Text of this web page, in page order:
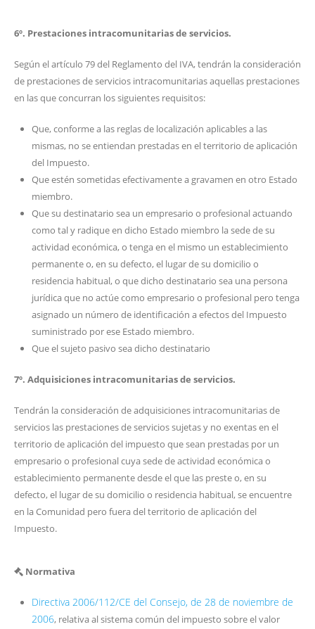
6º. Prestaciones intracomunitarias de servicios.
Según el artículo 79 del Reglamento del IVA, tendrán la consideración
de prestaciones de servicios intracomunitarias aquellas prestaciones
en las que concurran los siguientes requisitos:
Que, conforme a las reglas de localización aplicables a las
mismas, no se entiendan prestadas en el territorio de aplicación
del Impuesto.
Que estén sometidas efectivamente a gravamen en otro Estado
miembro.
Que su destinatario sea un empresario o profesional actuando
como tal y radique en dicho Estado miembro la sede de su
actividad económica, o tenga en el mismo un establecimiento
permanente o, en su defecto, el lugar de su domicilio o
residencia habitual, o que dicho destinatario sea una persona
jurídica que no actúe como empresario o profesional pero tenga
asignado un número de identificación a efectos del Impuesto
suministrado por ese Estado miembro.
Que el sujeto pasivo sea dicho destinatario
7º. Adquisiciones intracomunitarias de servicios.
Tendrán la consideración de adquisiciones intracomunitarias de
servicios las prestaciones de servicios sujetas y no exentas en el
territorio de aplicación del impuesto que sean prestadas por un
empresario o profesional cuya sede de actividad económica o
establecimiento permanente desde el que las preste o, en su
defecto, el lugar de su domicilio o residencia habitual, se encuentre
en la Comunidad pero fuera del territorio de aplicación del
Impuesto.
Normativa
Directiva 2006/112/CE del Consejo, de 28 de noviembre de
2006, relativa al sistema común del impuesto sobre el valor